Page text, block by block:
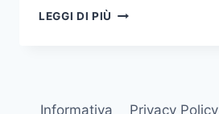
LEGGI DI PIÙ CUCINA
Informativa Privacy Policy